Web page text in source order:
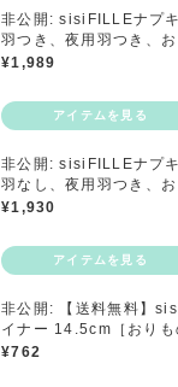
非公開: sisiFILLEナプ
羽つき、夜用羽つき、
¥1,989
非公開: sisiFILLEナプ
羽なし、夜用羽つき、お
¥1,930
非公開: 【送料無料】
イナー 14.5cm［おりも
¥762